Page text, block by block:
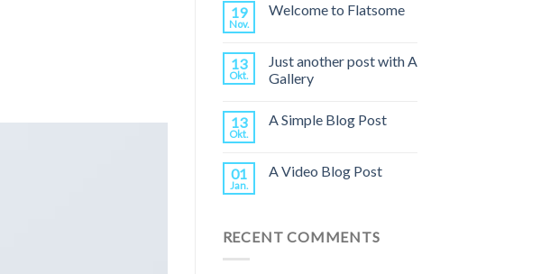
19
Nov.
Welcome to Flatsome
13
Okt.
Just another post with A
Gallery
13
Okt.
A Simple Blog Post
01
Jan.
A Video Blog Post
RECENT COMMENTS